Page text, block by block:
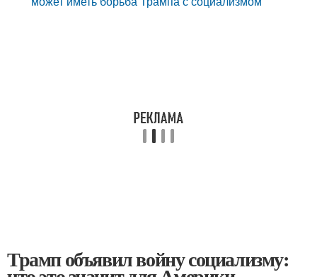
Трамп объявил войну социализму: